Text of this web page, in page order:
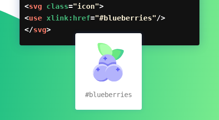
<svg class="icon">
<use xlink:href="#blueberries"/>
</svg>
#blueberries